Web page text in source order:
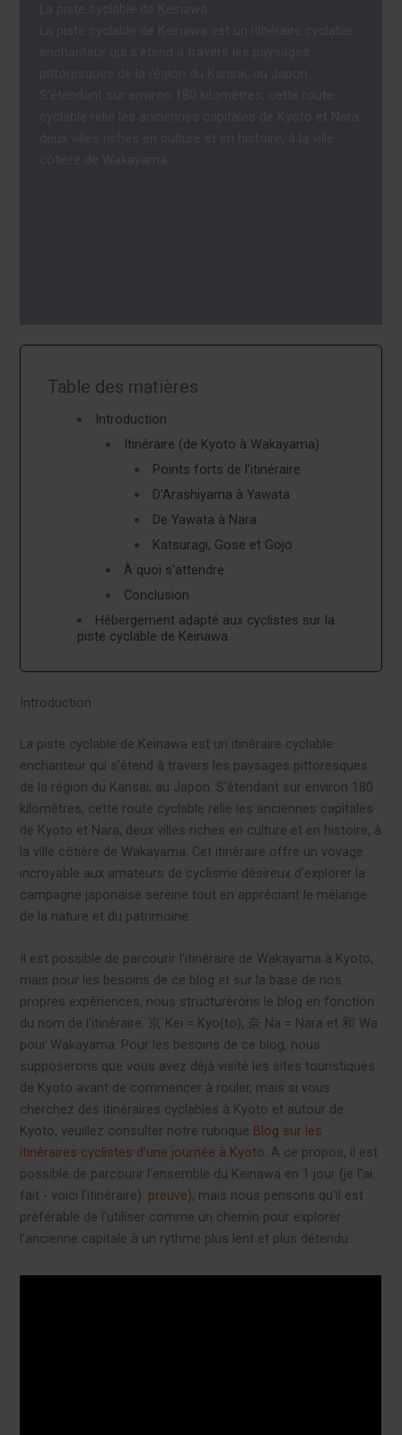
Table des matières
Introduction
Itinéraire (de Kyoto à Wakayama)
Points forts de l'itinéraire
D'Arashiyama à Yawata
De Yawata à Nara
Katsuragi, Gose et Gojo
À quoi s'attendre
Conclusion
Hébergement adapté aux cyclistes sur la
piste cyclable de Keinawa
Introduction
La piste cyclable de Keinawa est un itinéraire cyclable
enchanteur qui s'étend à travers les paysages pittoresques
de la région du Kansai, au Japon. S'étendant sur environ 180
kilomètres, cette route cyclable relie les anciennes capitales
de Kyoto et Nara, deux villes riches en culture et en histoire, à
la ville côtière de Wakayama. Cet itinéraire offre un voyage
incroyable aux amateurs de cyclisme désireux d'explorer la
campagne japonaise sereine tout en appréciant le mélange
de la nature et du patrimoine.
Il est possible de parcourir l'itinéraire de Wakayama à Kyoto,
mais pour les besoins de ce blog et sur la base de nos
propres expériences, nous structurerons le blog en fonction
du nom de l'itinéraire. 京 Kei = Kyo(to), 奈 Na = Nara et 和 Wa
pour Wakayama. Pour les besoins de ce blog, nous
supposerons que vous avez déjà visité les sites touristiques
de Kyoto avant de commencer à rouler, mais si vous
cherchez des itinéraires cyclables à Kyoto et autour de
Kyoto, veuillez consulter notre rubrique Blog sur les
itinéraires cyclistes d'une journée à Kyoto. A ce propos, il est
possible de parcourir l'ensemble du Keinawa en 1 jour (je l'ai
fait - voici l'itinéraire). preuve), mais nous pensons qu'il est
préférable de l'utiliser comme un chemin pour explorer
l'ancienne capitale à un rythme plus lent et plus détendu.